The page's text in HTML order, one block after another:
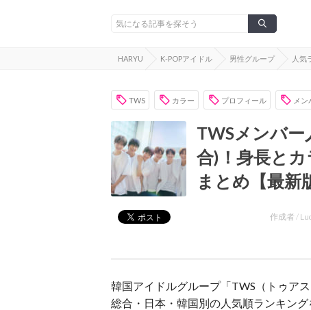
HARYU K-POPアイドル 男性グループ 人気
TWS カラー プロフィール メン
TWSメンバ
合)！身長と
まとめ【最新
作成者 /
韓国アイドルグループ「TWS（トゥア
総合・日本・韓国別の人気順ランキン